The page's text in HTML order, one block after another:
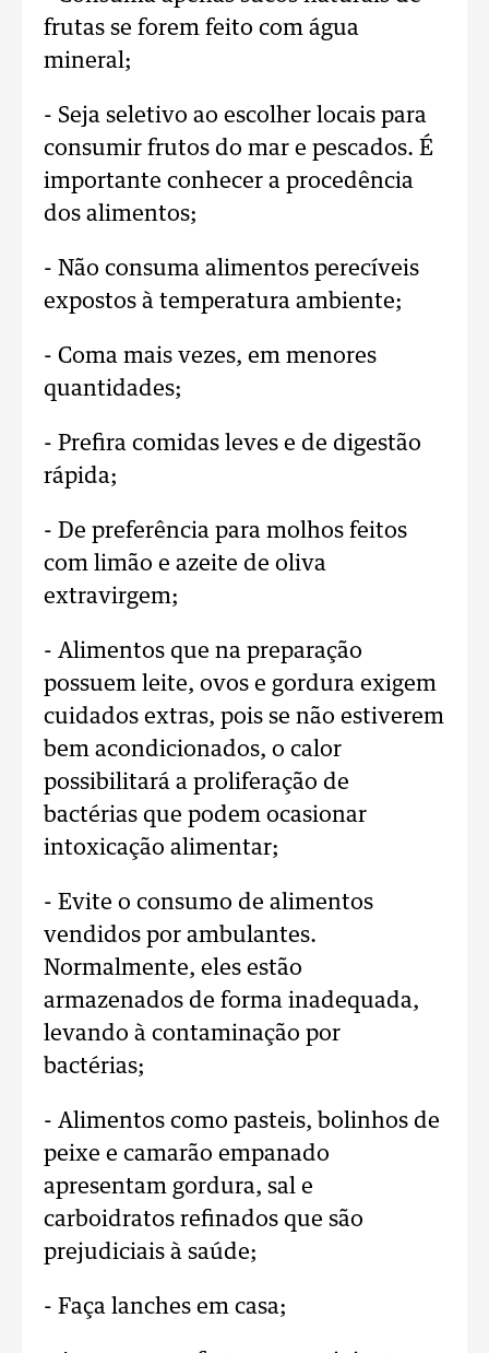
frutas se forem feito com água
mineral;
- Seja seletivo ao escolher locais para
consumir frutos do mar e pescados. É
importante conhecer a procedência
dos alimentos;
- Não consuma alimentos perecíveis
expostos à temperatura ambiente;
- Coma mais vezes, em menores
quantidades;
- Prefira comidas leves e de digestão
rápida;
- De preferência para molhos feitos
com limão e azeite de oliva
extravirgem;
- Alimentos que na preparação
possuem leite, ovos e gordura exigem
cuidados extras, pois se não estiverem
bem acondicionados, o calor
possibilitará a proliferação de
bactérias que podem ocasionar
intoxicação alimentar;
- Evite o consumo de alimentos
vendidos por ambulantes.
Normalmente, eles estão
armazenados de forma inadequada,
levando à contaminação por
bactérias;
- Alimentos como pasteis, bolinhos de
peixe e camarão empanado
apresentam gordura, sal e
carboidratos refinados que são
prejudiciais à saúde;
- Faça lanches em casa;